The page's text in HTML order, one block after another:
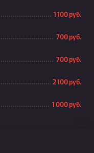
1 100 руб.
700 руб.
700 руб.
2 100 руб.
1 000 руб.